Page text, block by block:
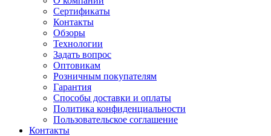
Сертификаты
Контакты
Обзоры
Технологии
Задать вопрос
Оптовикам
Розничным покупателям
Гарантия
Способы доставки и оплаты
Политика конфиденциальности
Пользовательское соглашение
Контакты